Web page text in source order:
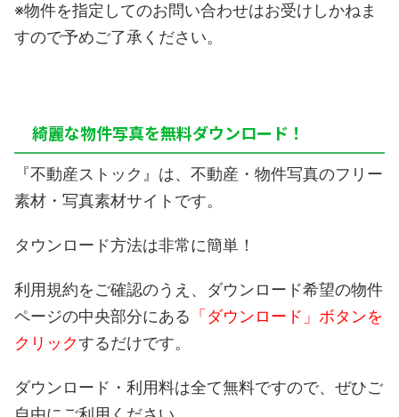
※物件を指定してのお問い合わせはお受けしかねま
すので予めご了承ください。
綺麗な物件写真を無料ダウンロード！
『不動産ストック』は、不動産・物件写真のフリー
素材・写真素材サイトです。
タウンロード方法は非常に簡単！
利用規約をご確認のうえ、ダウンロード希望の物件
ページの中央部分にある 「ダウンロード」ボタンを
クリックするだけです。
ダウンロード・利用料は全て無料ですので、ぜひご